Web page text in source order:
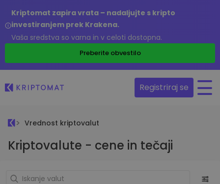
Kriptomat zapira vrata – nadaljujte s kripto
investiranjem prek Krakena.
Vaša sredstva so varna in v celoti dostopna.
Preberite obvestilo
Registriraj se
Vrednost kriptovalut
Kriptovalute - cene in tečaji